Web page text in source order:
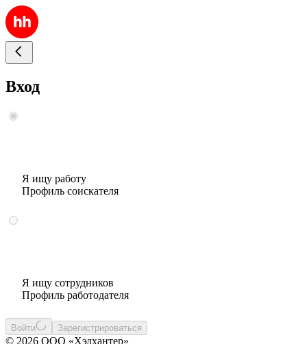
Вход
Я ищу работу
Профиль соискателя
Я ищу сотрудников
Профиль работодателя
Войти Зарегистрироваться
© 2026 ООО «Хэдхантер»